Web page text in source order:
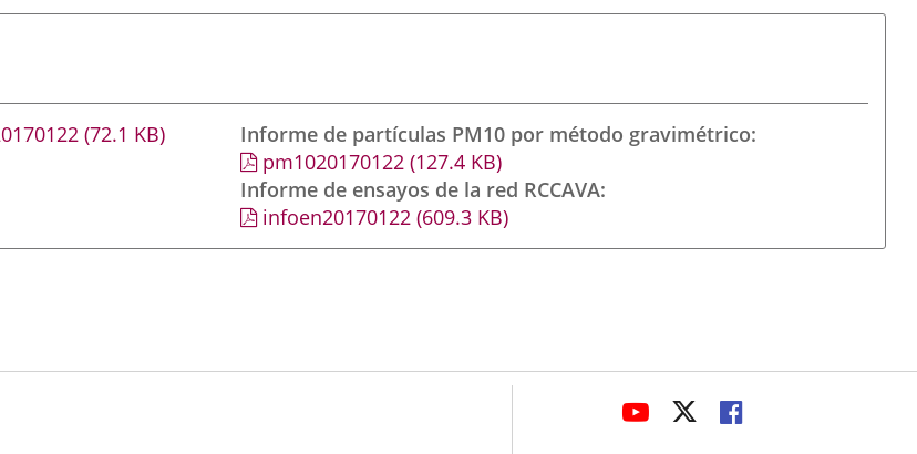
(72.1 KB)
Informe de partículas PM10 por método gravimétrico
pm1020170122 (127.4 KB)
Informe de ensayos de la red RCCAVA
infoen20170122 (609.3 KB)
LINK
LINKLINK